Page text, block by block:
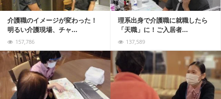
介護職のイメージが変わった！
明るい介護現場、チャ...
157,786
理系出身で介護職に就職したら
「天職」に！ご入居者...
137,589
記事を読む